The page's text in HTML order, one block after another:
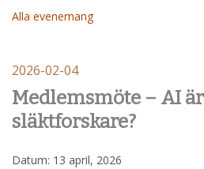
Alla evenemang
2026-02-04
Medlemsmöte – AI
släktforskare?
Datum: 13 april, 2026